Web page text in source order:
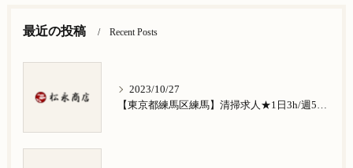
最近の投稿 Recent Posts
2023/10/27
【東京都練馬区練馬】清掃求人★1日3h/週5日/祝日お休み★谷原在住の方歓迎